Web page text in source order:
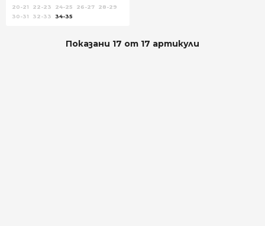
20-21 22-23 24-25 26-27
28-29
30-31
32-33 34-35
Показани 17 от 17 артикули